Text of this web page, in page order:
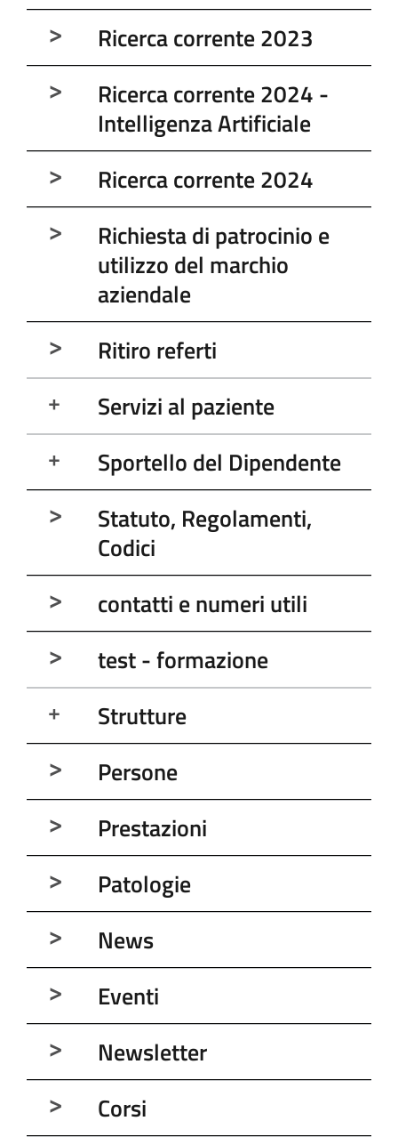
Ricerca corrente 2023
Ricerca corrente 2024 -
Intelligenza Artificiale
Ricerca corrente 2024
Richiesta di patrocinio e
utilizzo del marchio
aziendale
Ritiro referti
Servizi al paziente
Sportello del Dipendente
Statuto, Regolamenti,
Codici
contatti e numeri utili
test - formazione
Strutture
Persone
Prestazioni
Patologie
News
Eventi
Newsletter
Corsi